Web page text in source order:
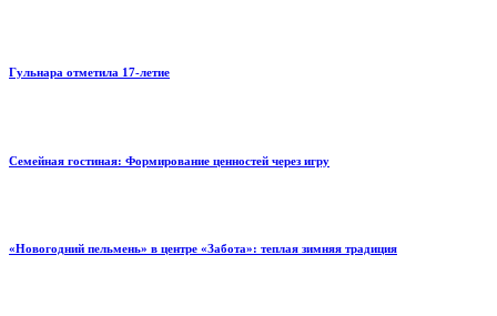
Гульнара отметила 17‑летие
Семейная гостиная: Формирование ценностей через игру
«Новогодний пельмень» в центре «Забота»: теплая зимняя традиция